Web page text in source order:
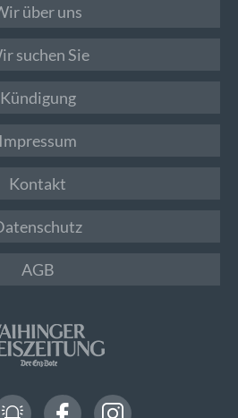
über uns
suchen Sie
Kündigung
Impressum
Kontakt
AGB